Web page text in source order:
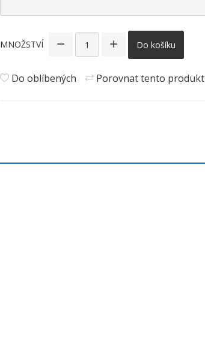
MNOŽSTVÍ Do košíku
Do oblíbených Porovnat tento produkt